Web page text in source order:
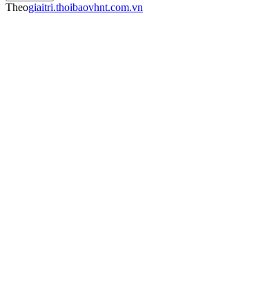
Theogiaitri.thoibaovhnt.com.vn